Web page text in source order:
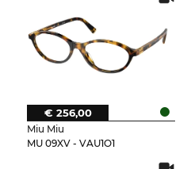
Miu Miu
MU 09XV - VAU1O1
€ 256,00